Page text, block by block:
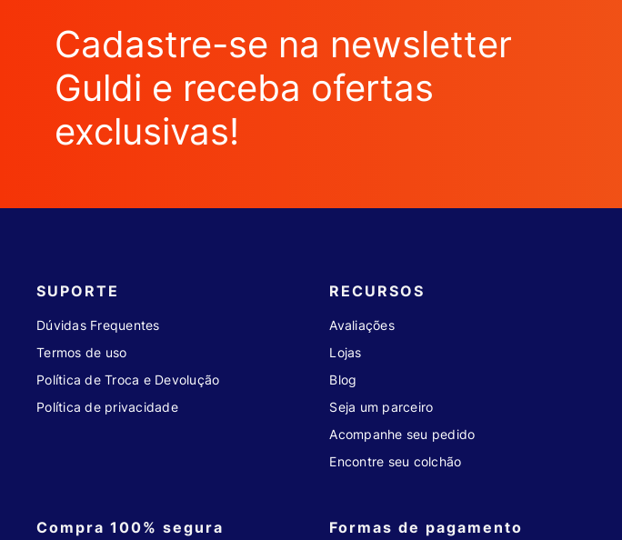
Cadastre-se na newsletter
Guldi e receba ofertas
exclusivas!
SUPORTE
Dúvidas Frequentes
Termos de uso
Política de Troca e Devolução
Política de privacidade
Compra 100% segura
RECURSOS
Avaliações
Lojas
Blog
Seja um parceiro
Acompanhe seu pedido
Encontre seu colchão
Formas de pagamento